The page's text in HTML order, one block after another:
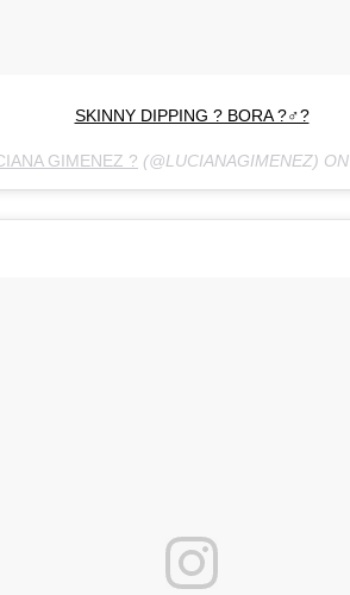
SKINNY DIPPING ? BORA ?‍♂️?
GIMENEZ ? (@LUCIANAGIMENEZ) ON